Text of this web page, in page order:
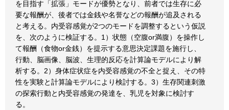
を目指す「拡張」モードが優勢となり、前者では生存に必
要な報酬が、後者では金銭や名誉などの報酬が追及される
と考える。内受容感覚が2つのモードを調整するという仮説
を、次のように検証する。1）状態（空腹or満腹）を操作し
て報酬（食物or金銭）を提示する意思決定課題を施行し、
行動、脳画像、脳波、生理的反応を計算論モデルにより解
析する。2）身体症状症を内受容感覚の不全と捉え、その特
性を実験と計算論モデルにより検討する。3）生存関連刺激
の探索行動と内受容感覚の発達を、乳児を対象に検討す
る。